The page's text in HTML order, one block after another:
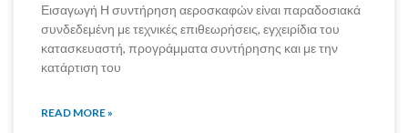
Εισαγωγή Η συντήρηση αεροσκαφών είναι παραδοσιακά
συνδεδεμένη με τεχνικές επιθεωρήσεις, εγχειρίδια του
κατασκευαστή, προγράμματα συντήρησης και με την
κατάρτιση του
READ MORE »